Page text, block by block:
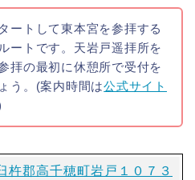
ートして東本宮を参拝する
ートです。天岩戸遥拝所を
拝の最初に休憩所で受付を
う。(案内時間は公式サイト
杵郡高千穂町岩戸１０７３